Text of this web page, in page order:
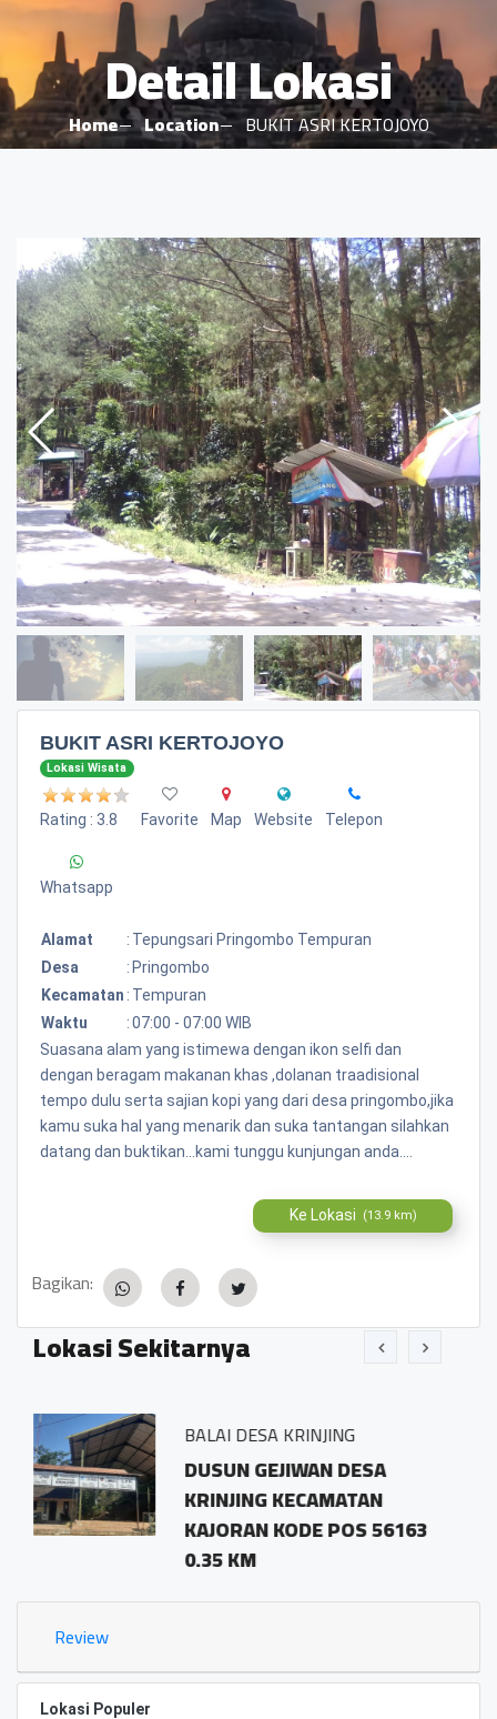
Detail Lokasi
Home Location BUKIT ASRI KERTOJOYO
BUKIT ASRI KERTOJOYO
Lokasi Wisata
Rating : 3.8 Favorite Map Website Telepon
Whatsapp
Alamat : Tepungsari Pringombo Tempuran
Desa
: Pringombo
Kecamatan : Tempuran
Waktu
:07:00 - 07:00 WIB
Suasana alam yang istimewa dengan ikon selfi dan
dengan beragam makanan khas ,dolanan traadisional
tempo dulu serta sajian kopi yang dari desa pringombo,jika
kamu suka hal yang menarik dan suka tantangan silahkan
datang dan buktikan...kami tunggu kunjungan anda....
Ke Lokasi (13.9 km)
Bagikan:
Lokasi Sekitarnya
BALAI DESA KRINJING
DUSUN GEJIWAN DESA
KRINJING KECAMATAN
KAJORAN KODE POS 56163
0.35 KM
Review
Lokasi Populer